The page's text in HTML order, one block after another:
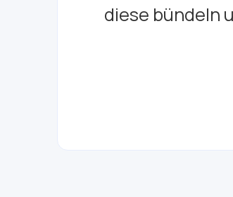
diese bündeln